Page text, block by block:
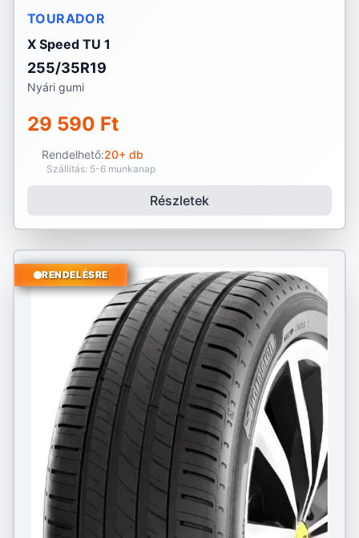
TOURADOR
X Speed TU 1
255/35R19
Nyári gumi
29 590 Ft
Rendelhető:20+ db
Szállítás: 5-6 munkanap
Részletek
RENDELÉSRE